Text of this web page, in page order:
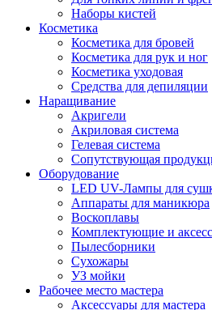
Наборы кистей
Косметика
Косметика для бровей
Косметика для рук и ног
Косметика уходовая
Средства для депиляции
Наращивание
Акригели
Акриловая система
Гелевая система
Сопутствующая
Оборудование
LED UV-Лампы для
Аппараты для маникюра
Воскоплавы
Комплектующие и
Пылесборники
Сухожары
УЗ мойки
Рабочее место мастера
Аксессуары для мастера